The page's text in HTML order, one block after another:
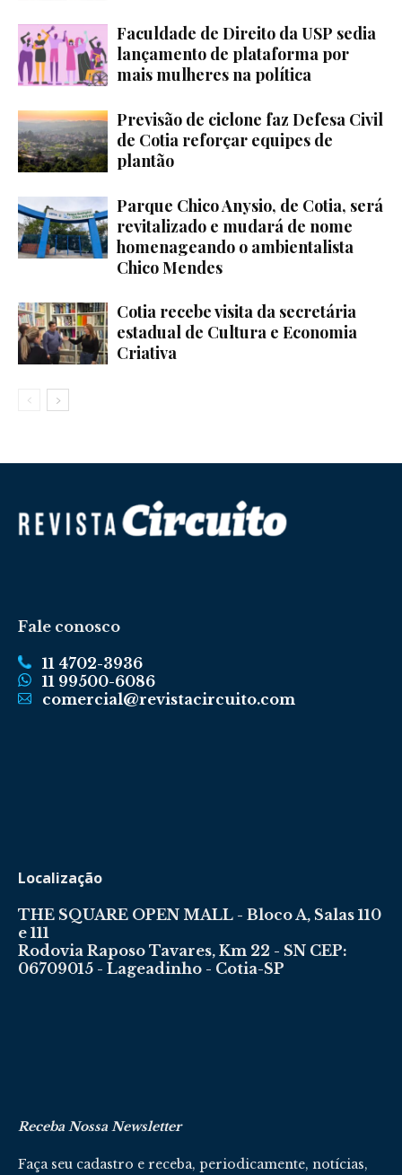
Faculdade de Direito da USP sedia
lançamento de plataforma por
mais mulheres na política
Previsão de ciclone faz Defesa Civil
de Cotia reforçar equipes de
plantão
Parque Chico Anysio, de Cotia, será
revitalizado e mudará de nome
homenageando o ambientalista
Chico Mendes
Cotia recebe visita da secretária
estadual de Cultura e Economia
Criativa
Fale conosco
11 4702-3936
11 99500-6086
comercial@revistacircuito.com
Localização
THE SQUARE OPEN MALL - Bloco A, Salas 110
e 111
Rodovia Raposo Tavares, Km 22 - SN CEP:
06709015 - Lageadinho - Cotia-SP
Receba Nossa Newsletter
Faça seu cadastro e receba, periodicamente, notícias,